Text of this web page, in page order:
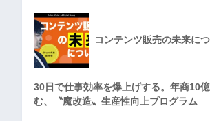
コンテンツ販売の未来に
30日で仕事効率を爆上げする。年商10
む、〝魔改造〟生産性向上プログラム